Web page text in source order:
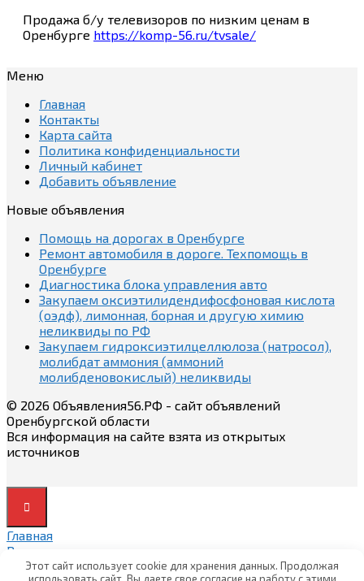
Продажа б/у телевизоров по низким ценам в
Оренбурге https://komp-56.ru/tvsale/
Меню
Главная
Контакты
Карта сайта
Политика конфиденциальности
Личный кабинет
Добавить объявление
Новые объявления
Помощь на дорогах в Оренбурге
Ремонт автомобиля в дороге. Техпомощь в
Оренбурге
Диагностика блока управления авто
Закупаем оксиэтилидендифосфоновая кислота
(оэдф), лимонная, борная и другую химию
неликвиды по РФ
Закупаем гидроксиэтилцеллюлоза (натросол),
молибдат аммония (аммоний
молибденовокислый) неликвиды
© 2026 Объявления56.РФ - сайт объявлений
Оренбургской области
Вся информация на сайте взята из открытых
источников
Главная
Вход
ВходЭтот сайт использует cookie для хранения данных. Продолжая